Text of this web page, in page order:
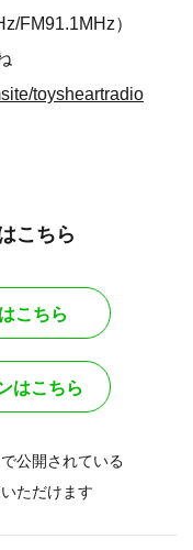
FM91.1MHz）
toysheartradio
こちら
こちら
はこちら
公開されている
ただけます